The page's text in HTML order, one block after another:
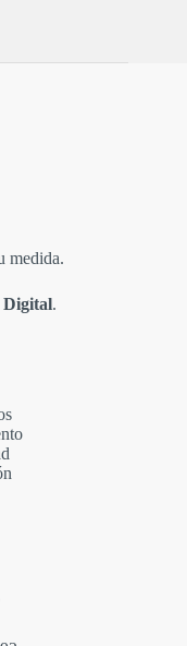
medida.
Digital.